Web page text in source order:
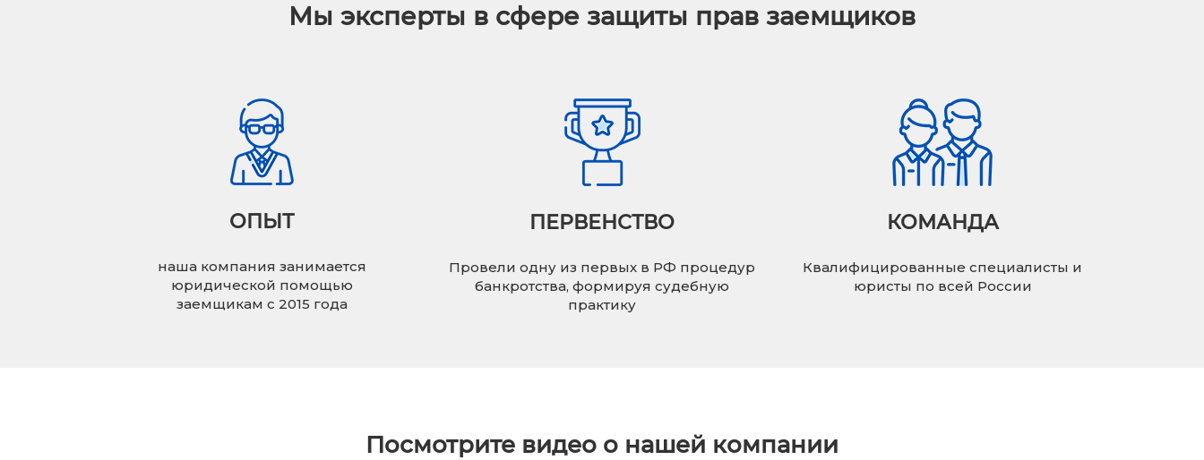
Мы эксперты в сфере защиты прав заемщиков
ОПЫТ
наша компания занимается
юридической помощью
заемщикам с 2015 года
ПЕРВЕНСТВО
Провели одну из первых в РФ процедур
банкротства, формируя судебную
практику
КОМАНДА
Квалифицированные специалисты и
юристы по всей России
Посмотрите видео о нашей компании